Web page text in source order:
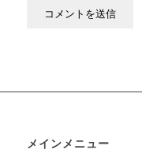
メインメニュー